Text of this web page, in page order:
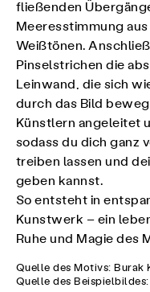
fließenden
Meeresstimmung
Weißtönen.
Pinselstrichen die
Leinwand, die sich
durch das Bild
Künstlern angeleitet
sodass du dich ganz
treiben lassen und
geben kannst.
So entsteht in
Kunstwerk – ein
Ruhe und Magie des
Quelle des Motivs: Burak
Quelle des